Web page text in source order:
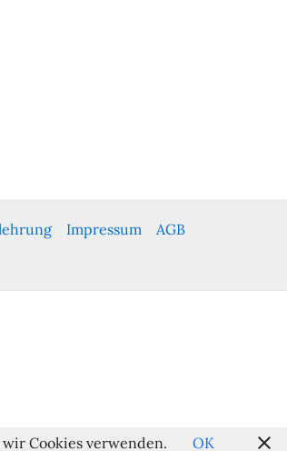
Impressum
AGB
Cookies verwenden.
OK